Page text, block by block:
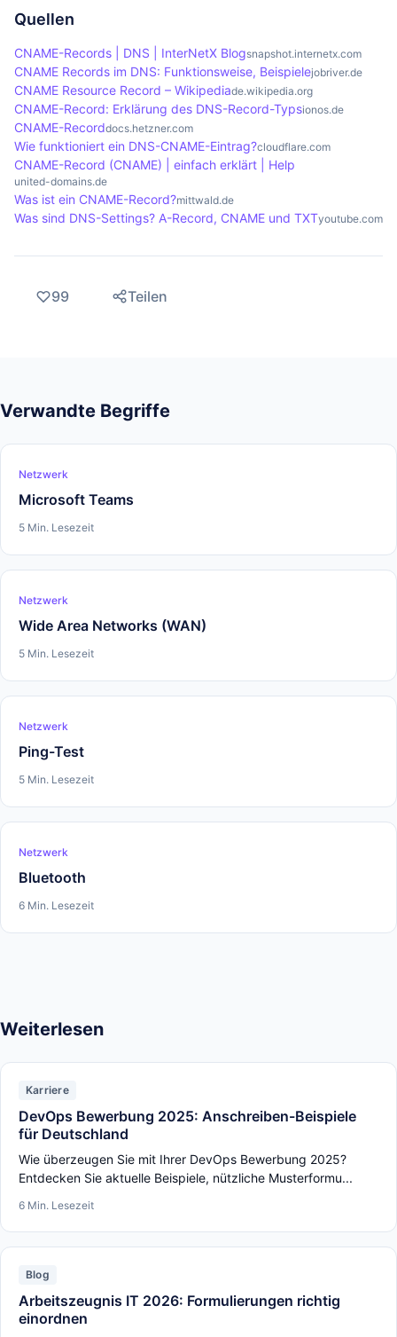
von CNAME-Records nicht zu einer übermäßigen
negativ beeinflussen kann.
bieten jedoch nicht-standardisierte Alternativen
wie ALIAS- oder ANAME-Records an, die ähnliche
Funktionen erfüllen können, ohne die
Einschränkungen von CNAME-Records.
Wert des Eintrags ab. Wenn der TTL-Wert hoch
eingestellt ist, kann es länger dauern, bis
Änderungen propagiert werden, da die alten
Einträge weiterhin im Cache der DNS-Resolver
gespeichert sind. Bei Änderungen sollte der TTL-
Wert gegebenenfalls vor der Änderung gesenkt
werden, um eine schnellere Aktualisierung zu
ermöglichen.
Quellen
CNAME-Records | DNS | InterNetX Blogsnapshot.internetx.com
CNAME Records im DNS: Funktionsweise, Beispielejobriver.de
CNAME Resource Record – Wikipediade.wikipedia.org
CNAME-Record: Erklärung des DNS-Record-Typsionos.de
CNAME-Recorddocs.hetzner.com
Wie funktioniert ein DNS-CNAME-Eintrag?cloudflare.com
CNAME-Record (CNAME) | einfach erklärt | Help
united-domains.de
Was ist ein CNAME-Record?mittwald.de
Was sind DNS-Settings? A-Record, CNAME und TXTyoutube.com
99 Teilen
Verwandte Begriffe
Netzwerk
Microsoft Teams
5 Min. Lesezeit
Netzwerk
Wide Area Networks (WAN)
5 Min. Lesezeit
Netzwerk
Ping-Test
5 Min. Lesezeit
Netzwerk
Bluetooth
6 Min. Lesezeit
Weiterlesen
Karriere
DevOps Bewerbung 2025: Anschreiben-Beispiele
für Deutschland
Wie überzeugen Sie mit Ihrer DevOps Bewerbung 2025?
Entdecken Sie aktuelle Beispiele, nützliche Musterformu...
6 Min. Lesezeit
Blog
Arbeitszeugnis IT 2026: Formulierungen richtig
einordnen